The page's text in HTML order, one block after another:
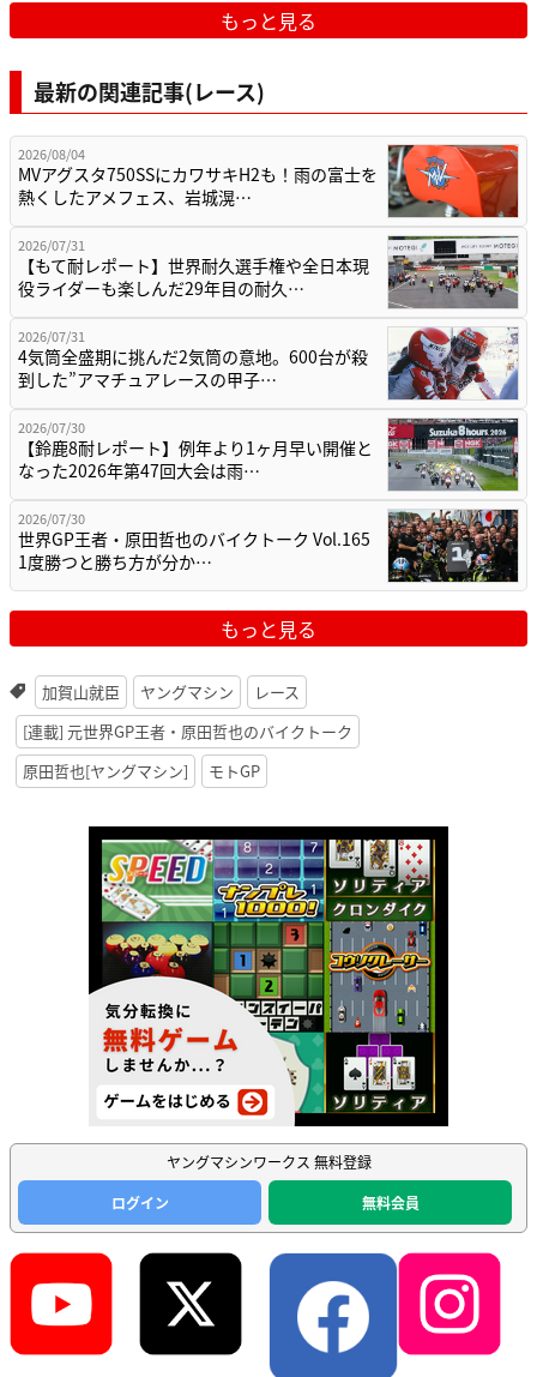
もっと見る
最新の関連記事(レース)
2026/08/04
MVアグスタ750SSにカワサキH2も！雨の富士を
熱くしたアメフェス、岩城滉…
2026/07/31
【もて耐レポート】世界耐久選手権や全日本現
役ライダーも楽しんだ29年目の耐久…
2026/07/31
4気筒全盛期に挑んだ2気筒の意地。600台が殺
到した”アマチュアレースの甲子…
2026/07/30
【鈴鹿8耐レポート】例年より1ヶ月早い開催と
なった2026年第47回大会は雨…
2026/07/30
世界GP王者・原田哲也のバイクトーク Vol.165
1度勝つと勝ち方が分か…
もっと見る
加賀山就臣 ヤングマシン
レース
[連載] 元世界GP王者・原田哲也のバイクトーク
原田哲也[ヤングマシン]
モトGP
ヤングマシンワークス 無料登録
ログイン
無料会員